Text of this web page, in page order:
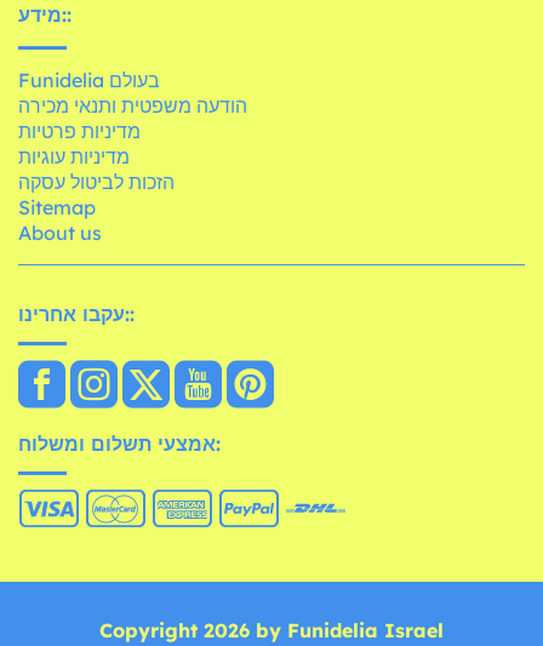
מידע::
Funidelia בעולם
הודעה משפטית ותנאי מכירה
מדיניות פרטיות
מדיניות עוגיות
הזכות לביטול עסקה
Sitemap
About us
עקבו אחרינו::
אמצעי תשלום ומשלוח:
Copyright 2026 by Funidelia Israel